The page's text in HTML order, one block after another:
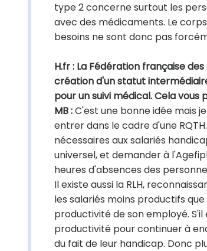
type 2 concerne surtout les
avec des médicaments. Le
besoins ne sont donc pas
H.fr : La Fédération française
création d'un statut
pour un suivi médical. Cela vous
MB :C'est une bonne idée mais
entrer dans le cadre d'une
nécessaires aux salariés
universel, et demander à
heures d'absences des
Il existe aussi la RLH,
les salariés moins productifs
productivité de son employé.
productivité pour continuer à
du fait de leur handicap. Donc